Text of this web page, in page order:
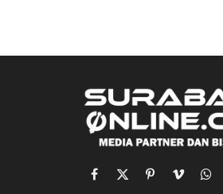
Facebook
X
PinterestVimeo